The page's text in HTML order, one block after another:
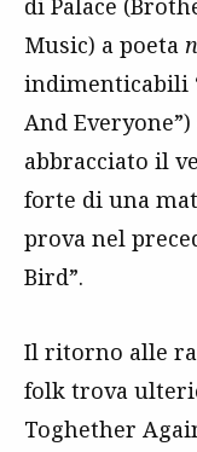
di Palace
Music) a poeta
indimenticabili
And
abbracciato il
forte di una
prova nel
Bird”.
Il ritorno alle
folk trova
Toghether